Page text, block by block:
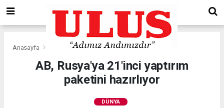
Anasayfa
AB, Rusya'ya 21'inci yaptırım
paketini hazırlıyor
DÜNYA